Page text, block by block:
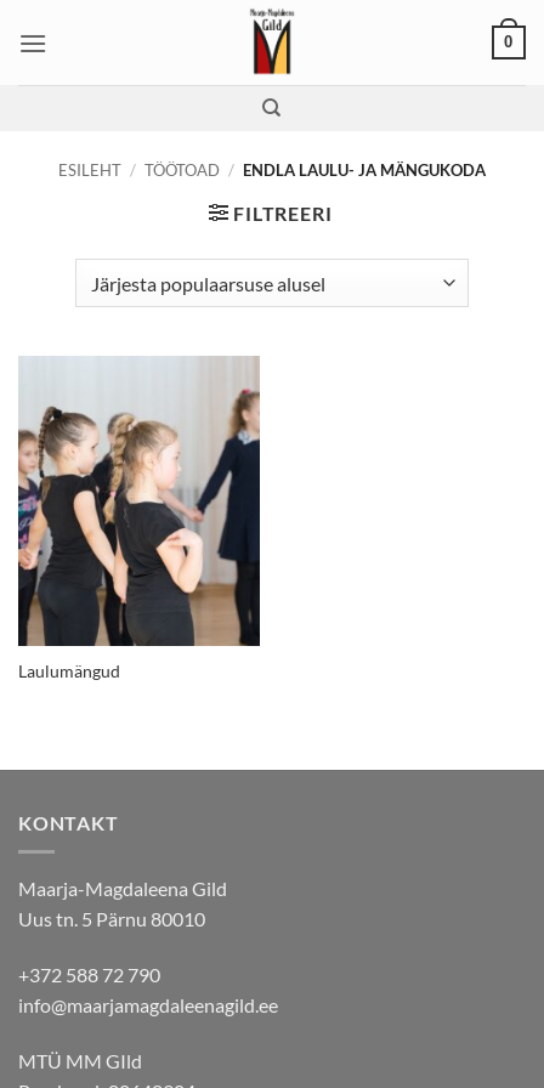
0
ESILEHT / TÖÖTOAD / ENDLA LAULU- JA MÄNGUKODA
FILTREERI
Laulumängud
KONTAKT
Maarja-Magdaleena Gild
Uus tn. 5 Pärnu 80010
+372 588 72 790
info@maarjamagdaleenagild.ee
MTÜ MM GIld